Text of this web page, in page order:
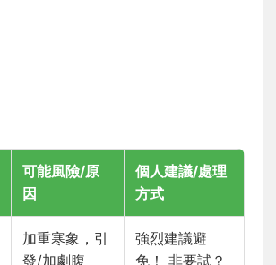
可能風險/原
因
個人建議/處理
方式
加重寒象，引
發/加劇腹
強烈建議避
免！ 非要試？